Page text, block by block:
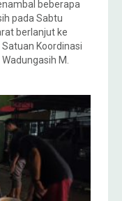
beberapa
pada Sabtu
berlanjut ke
Koordinasi
M.